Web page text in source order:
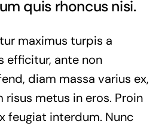
quis rhoncus nisi.
maximus turpis a
efficitur, ante non
diam massa varius ex,
risus metus in eros. Proin
feugiat interdum. Nunc